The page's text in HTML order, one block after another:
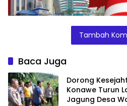
Tambah
Baca Juga
Dorong
Konawe Turun
Jagung Desa